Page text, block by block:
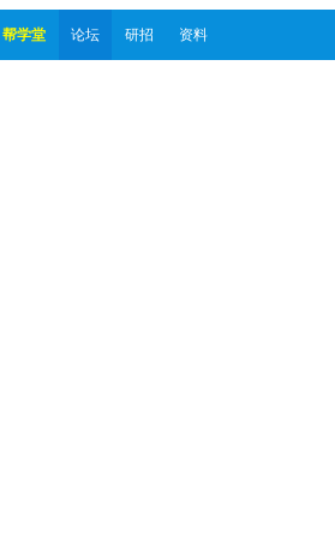
帮学堂 论坛 研招 资料